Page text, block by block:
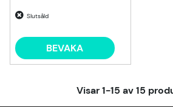
Slutsåld
BEVAKA
Visar1-15 av15